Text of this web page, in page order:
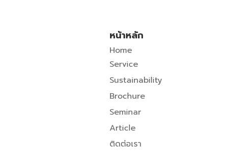
หน้าหลัก
Home
Service
Sustainability
Brochure
Seminar
Article
ติดต่อเรา